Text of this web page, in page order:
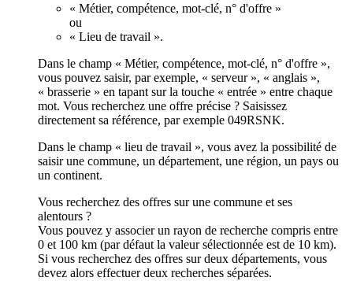
« Métier, compétence, mot-clé, n° d'offre »
ou
« Lieu de travail ».
Dans le champ « Métier, compétence, mot-clé, n° d'offre »,
vous pouvez saisir, par exemple, « serveur », « anglais »,
« brasserie » en tapant sur la touche « entrée » entre chaque
mot. Vous recherchez une offre précise ? Saisissez
directement sa référence, par exemple 049RSNK.
Dans le champ « lieu de travail », vous avez la possibilité de
saisir une commune, un département, une région, un pays ou
un continent.
Vous recherchez des offres sur une commune et ses
alentours ?
Vous pouvez y associer un rayon de recherche compris entre
0 et 100 km (par défaut la valeur sélectionnée est de 10 km).
Si vous recherchez des offres sur deux départements, vous
devez alors effectuer deux recherches séparées.